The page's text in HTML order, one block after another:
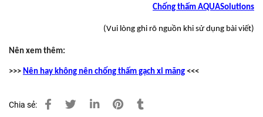
Chống thấm AQUASolutions
(Vui lòng ghi rõ nguồn khi sử dụng bài viết)
Nên xem thêm:
>>> Nên hay không nên chống thấm gạch xi măng <<<
Chia sẻ: